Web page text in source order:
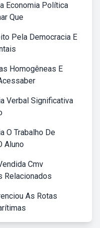
Economia Política
Que
Pela Democracia E
Homogêneas E
Verbal Significativa
O Trabalho De
Aluno
Cmv
Relacionados
As Rotas